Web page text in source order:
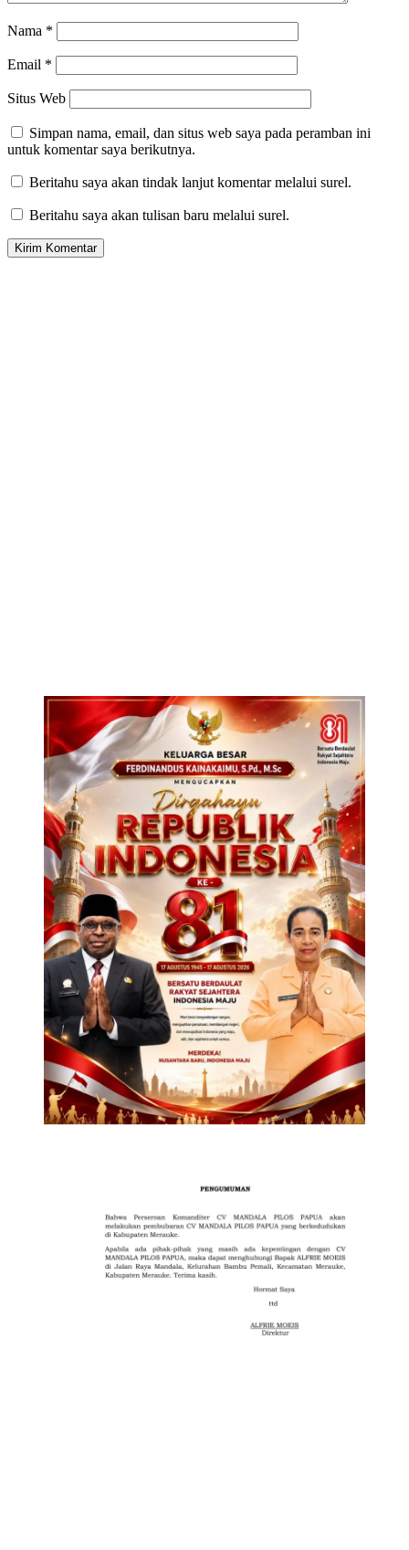
Nama *
Email *
Situs Web
Simpan nama, email, dan situs web saya pada peramban ini
untuk komentar saya berikutnya.
Beritahu saya akan tindak lanjut komentar melalui surel.
Beritahu saya akan tulisan baru melalui surel.